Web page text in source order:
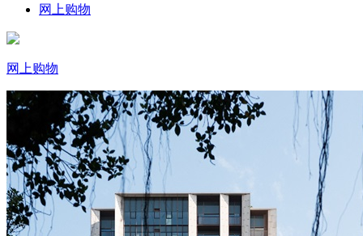
网上购物
网上购物